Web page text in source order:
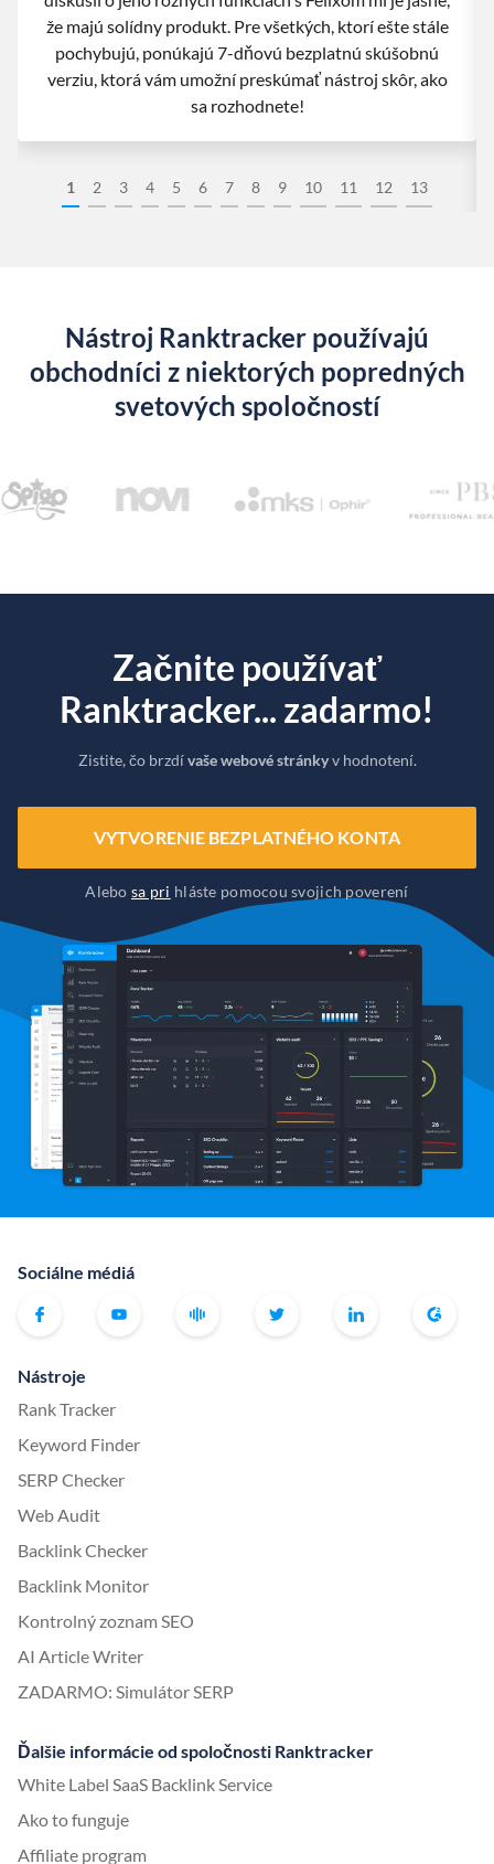
1 2 3 4 5 6 7 8 9 10 11 12 13
že majú solídny produkt. Pre všetkých, ktorí ešte stále
pochybujú, ponúkajú 7-dňovú bezplatnú skúšobnú
verziu, ktorá vám umožní preskúmať nástroj skôr, ako
sa rozhodnete!
Nástroj Ranktracker používajú
obchodníci z niektorých popredných
svetových spoločností
Začnite používať
Ranktracker... zadarmo!
Zistite, čo brzdívaše webové stránkyv hodnotení.
VYTVORENIE BEZPLATNÉHO KONTA
Alebosa pri hláste pomocou svojich poverení
Sociálne médiá
Nástroje
Rank Tracker
Keyword Finder
SERP Checker
Web Audit
Backlink Checker
Backlink Monitor
Kontrolný zoznam SEO
AI Article Writer
ZADARMO: Simulátor SERP
Ďalšie informácie od spoločnosti Ranktracker
White Label SaaS Backlink Service
Ako to funguje
Affiliate program